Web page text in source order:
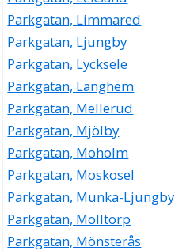
Parkgatan, Limmared
Parkgatan, Ljungby
Parkgatan, Lycksele
Parkgatan, Länghem
Parkgatan, Mellerud
Parkgatan, Mjölby
Parkgatan, Moholm
Parkgatan, Moskosel
Parkgatan, Munka-Ljungby
Parkgatan, Mölltorp
Parkgatan, Mönsterås